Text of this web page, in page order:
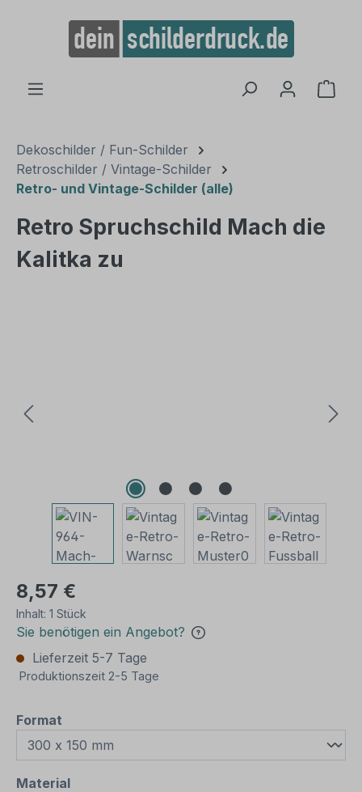
springen
Dekoschilder / Fun-Schilder
Retroschilder / Vintage-Schilder
Retro- und Vintage-Schilder (alle)
Retro Spruchschild Mach die
Kalitka zu
8,57 €
Inhalt: 1 Stück
Sie benötigen ein Angebot?
Lieferzeit 5-7 Tage
Produktionszeit 2-5 Tage
Format
Materialauswählen